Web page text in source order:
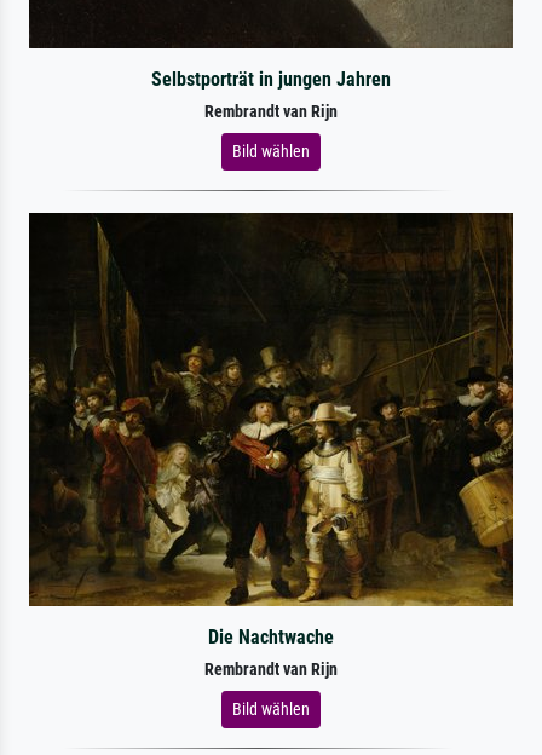
Selbstporträt in jungen Jahren
Rembrandt van Rijn
Bild wählen
Die Nachtwache
Rembrandt van Rijn
Bild wählen